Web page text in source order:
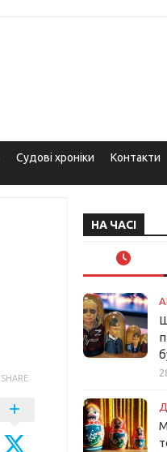
Судові хроніки Контакти
SHARE
НА ЧАСІ